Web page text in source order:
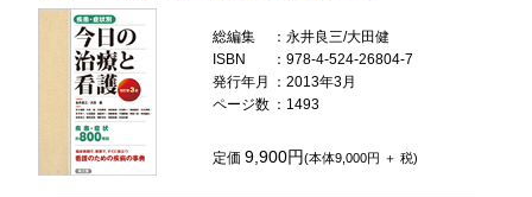
総編集
：永井良三/大田健
ISBN
：978-4-524-26804-7
発行年月
：2013年3月
ページ数 ：1493
定価9,900円(本体9,000円 ＋ 税)